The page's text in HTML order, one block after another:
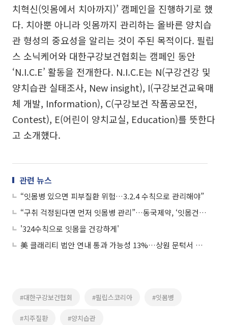
치혁신(잇몸에서 치아까지)’ 캠페인을 진행하기로 했
다. 치아뿐 아니라 잇몸까지 관리하는 올바른 양치습
관 형성의 중요성을 알리는 것이 주된 목적이다. 필립
스 소닉케어와 대한구강보건협회는 캠페인 동안
‘N.I.C.E’ 활동을 전개한다. N.I.C.E는 N(구강건강 및
양치습관 실태조사, New insight), I(구강보건교육매
체 개발, Information), C(구강보건 작품공모전,
Contest), E(어린이 양치교실, Education)를 뜻한다
고 소개했다.
관련 뉴스
“잇몸병 있으면 피부질환 위험…3.2.4 수칙으로 관리해야”
“구취 걱정된다면 먼저 잇몸병 관리”…동국제약, ‘잇몸건강24 캠페인’
'324수칙으로 잇몸을 건강하게'
美 클래리티 법안 연내 통과 가능성 13%…상원 문턱서 제동
#대한구강보건협회 #필립스코리아 #잇몸병
#치주질환 #양치습관